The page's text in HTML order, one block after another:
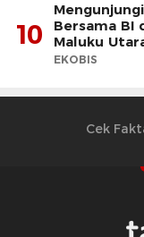
10
Bersama BI
Maluku
EKOBIS
Cek